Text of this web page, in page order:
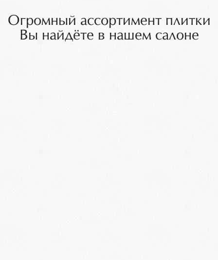
Огромный ассортимент плитки
Вы найдёте в нашем салоне